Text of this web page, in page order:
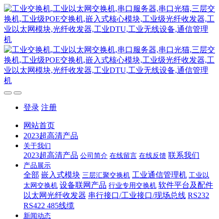
登录 注册
网站首页
2023超高清产品
关于我们
2023超高清产品 公司简介 在线留言 在线反馈 联系我们
产品展示
全部 嵌入式模块 三层汇聚交换机 工业通信管理机 工业以
太网交换机 设备联网产品 行业专用交换机 软件平台及配件
以太网光纤收发器 串行接口/工业接口/现场总线 RS232
RS422 485线缆
新闻动态